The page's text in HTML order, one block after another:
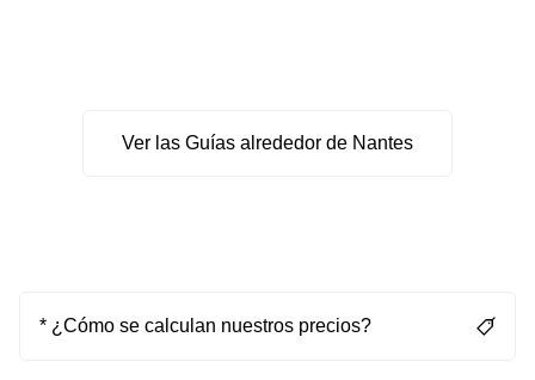
Ver las Guías alrededor de Nantes
* ¿Cómo se calculan nuestros precios?